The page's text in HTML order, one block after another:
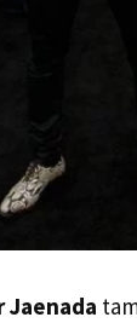
Jaenada